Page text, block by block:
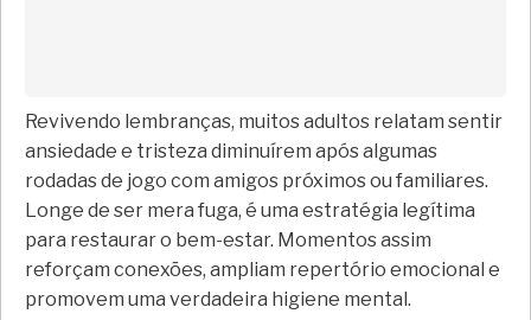
Revivendo lembranças, muitos adultos relatam sentir
ansiedade e tristeza diminuírem após algumas
rodadas de jogo com amigos próximos ou familiares.
Longe de ser mera fuga, é uma estratégia legítima
para restaurar o bem-estar. Momentos assim
reforçam conexões, ampliam repertório emocional e
promovem uma verdadeira higiene mental.